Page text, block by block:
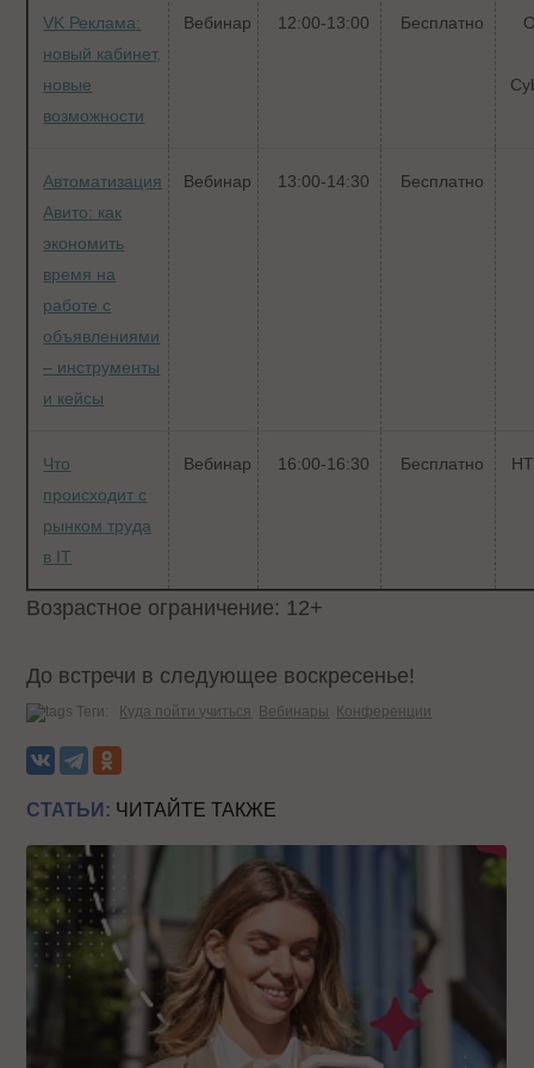
VK Реклама:
новый кабинет,
новые
возможности
Вебинар 12:00-13:00 Бесплатно
Автоматизация
Авито: как
экономить
время на
работе с
объявлениями
– инструменты
и кейсы
Вебинар 13:00-14:30 Бесплатно
Что
происходит с
рынком труда
в IT
Вебинар 16:00-16:30 Бесплатно
Возрастное ограничение: 12+
До встречи в следующее воскресенье!
Теги: Куда пойти учиться Вебинары Конференции
СТАТЬИ: ЧИТАЙТЕ ТАКЖЕ